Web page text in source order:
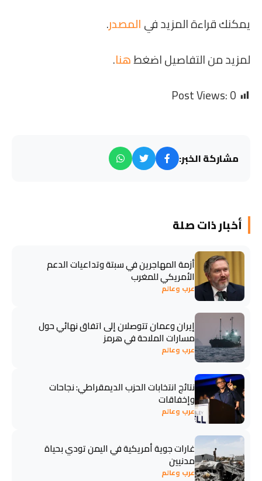
يمكنك قراءة المزيد فيالمصدر.
لمزيد من التفاصيل اضغطهنا.
Post Views:0
مشاركة الخبر:
أخبار ذات صلة
أزمة المهاجرين في سبتة وتداعيات الدعم
الأمريكي للمغرب
عرب وعالم
إيران وعمان تتوصلان إلى اتفاق نهائي حول
مسارات الملاحة في هرمز
عرب وعالم
نتائج انتخابات الحزب الديمقراطي: نجاحات
وإخفاقات
عرب وعالم
غارات جوية أمريكية في اليمن تودي بحياة
مدنيين
عرب وعالم